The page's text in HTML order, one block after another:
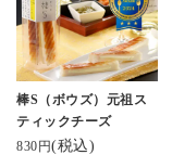
#富山名産 #富山のかま
ぼこ #富山ソウルフード
#魚津市 #魚津 #蒲鉾 #か
まぼこ #魚肉練り製品 #
かまぼこのある暮らし
棒S（ボウズ）元祖ス
ティックチーズ
830円(税込)